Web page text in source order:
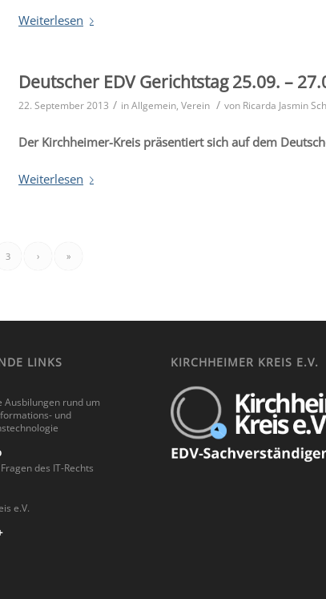
Weiterlesen
Deutscher EDV Gerichtstag 25.09. –
22. September 2013 / inAllgemein, Verein / von Ricarda Jasmin
Der Kirchheimer-Kreis präsentiert sich auf dem
Weiterlesen
3 › »
LINKS
rund um
und
des IT-Rechts
e.V.
KIRCHHEIMER KREIS E.V.